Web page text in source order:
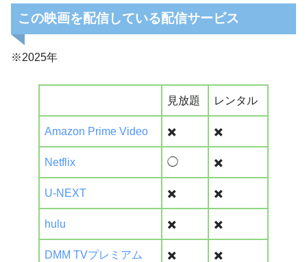
この映画を配信している配信サービス
※2025年
見放題 レンタル
Amazon Prime Video ✖️ ✖️
Netflix ◯ ✖️
U-NEXT ✖️ ✖️
hulu ✖️ ✖️
DMM TVプレミアム ✖️ ✖️